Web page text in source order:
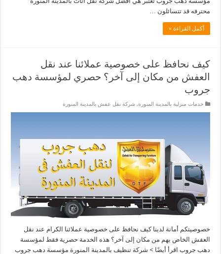
محترفه قد تتسائلون …
أكمل القراءة »
كيف نحافظ على خصوصية عملائنا عند نقل
العفش من مكان إلى آخر؟ حصري لمؤسسة دهب
جروب
خدمات منزلية بالمدينة المنورة,شركة نقل عفش بالمدينة المنورة
خصوصيتكم أمانة لدينا كيف نحافظ على خصوصية عملائنا الكرام عند نقل
العفش الخاص بهم من مكان إلى آخر؟ هذه الخدمة حصرية فقط لمؤسسة
دهب جروب اقرأ أيضًا > شركة تنظيف بالمدينة المنورة مؤسسة دهب جروب